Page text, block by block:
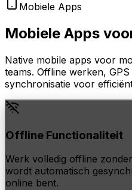
Mobiele Apps
Mobiele Apps
Native mobile apps voor
teams. Offline werken,
synchronisatie voor
Offline Functionaliteit
Werk volledig offline
wordt automatisch
online bent.